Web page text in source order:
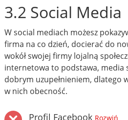
3.2 Social Media
W social mediach możesz
firma na co dzień, docierać do
wokół swojej firmy lojalną
internetowa to podstawa, media
dobrym uzupełnieniem, dlatego
w nich obecność.
Profil Facebook